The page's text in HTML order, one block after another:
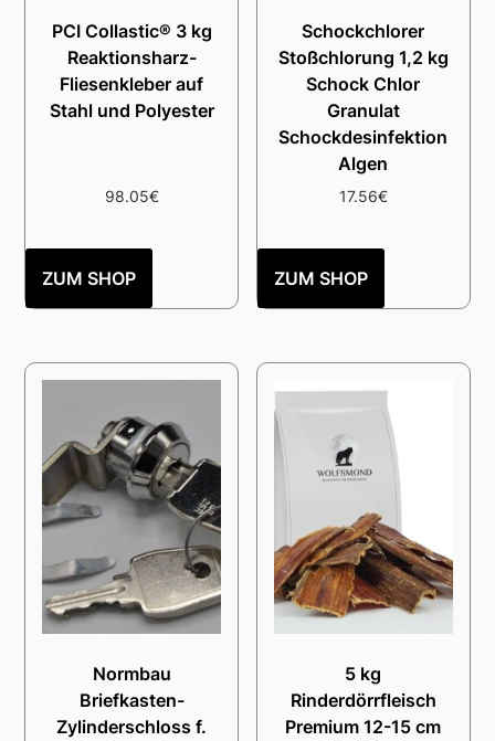
PCI Collastic® 3 kg
Reaktionsharz-
Fliesenkleber auf
Stahl und Polyester
98.05€
ZUM SHOP
Schockchlorer
Stoßchlorung 1,2 kg
Schock Chlor
Granulat
Schockdesinfektion
Algen
17.56€
ZUM SHOP
Normbau
Briefkasten-
Zylinderschloss f.
5 kg
Rinderdörrfleisch
Premium 12-15 cm